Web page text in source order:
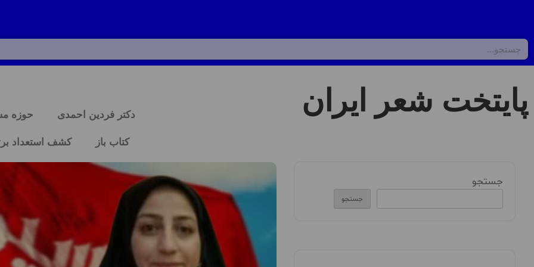
پایتخت شعر ایران دکتر فردین احمدی حوزه
کتاب باز کشف استعداد
جستجو
جستجو